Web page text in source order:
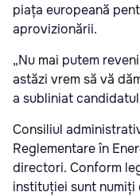
piața europeană
aprovizionării.
„Nu mai putem
astăzi vrem să vă
a subliniat
Consiliul
Reglementare în
directori. Conform
instituției sunt numiți